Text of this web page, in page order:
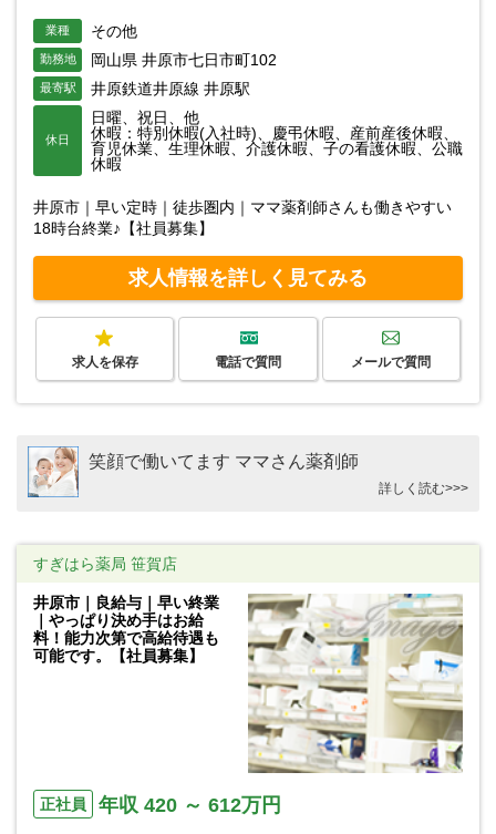
業種 その他
勤務地 岡山県 井原市七日市町102
最寄駅 井原鉄道井原線 井原駅
休日
日曜、祝日、他
休暇：特別休暇(入社時)、慶弔休暇、産前産後休暇、
育児休業、生理休暇、介護休暇、子の看護休暇、公職
休暇
井原市｜早い定時｜徒歩圏内｜ママ薬剤師さんも働きやすい
18時台終業♪【社員募集】
求人情報を詳しく見てみる
求人を保存 電話で質問 メールで質問
笑顔で働いてます ママさん薬剤師
詳しく読む>>>
すぎはら薬局 笹賀店
井原市｜良給与｜早い終業
｜やっぱり決め手はお給
料！能力次第で高給待遇も
可能です。【社員募集】
正社員 年収 420 ～ 612万円